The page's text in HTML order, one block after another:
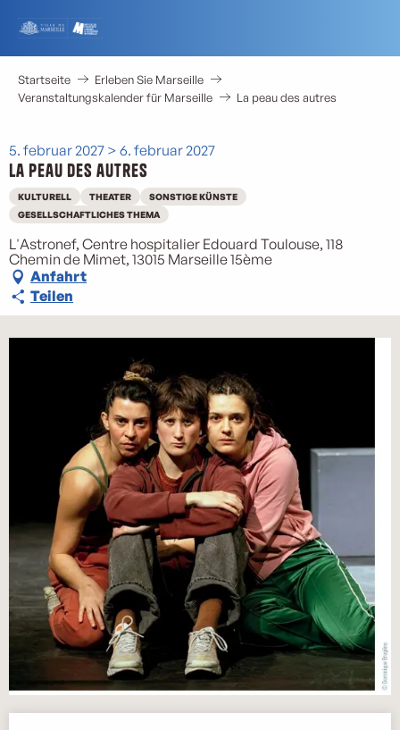
contenu
principal
Startseite
Erleben Sie Marseille
Veranstaltungskalender für Marseille
La peau des autres
5. februar 2027 > 6. februar 2027
La peau des autres
KULTURELL THEATER
SONSTIGE KÜNSTE
GESELLSCHAFTLICHES THEMA
L'Astronef, Centre hospitalier Edouard Toulouse, 118
Chemin de Mimet, 13015 Marseille 15ème
Anfahrt
Teilen